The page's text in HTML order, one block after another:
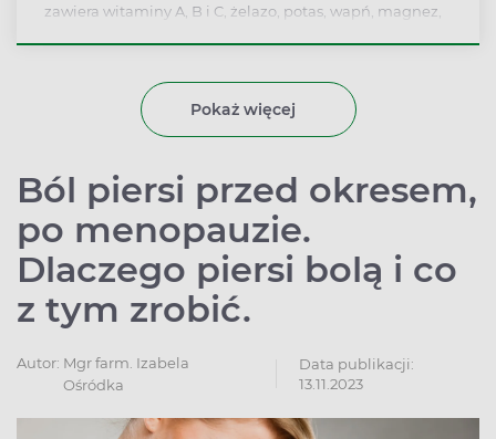
zawiera witaminy A, B i C, żelazo, potas, wapń, magnez,
na kaszel i obolałe gardło.
Pokaż więcej
Ból piersi przed okresem,
po menopauzie.
Dlaczego piersi bolą i co
z tym zrobić.
Autor: Mgr farm. Izabela
Ośródka
Data publikacji:
13.11.2023